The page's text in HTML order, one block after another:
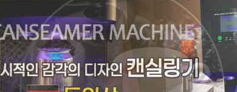
블랜딩
원두커피
온수기/우유스팀기
블렌더